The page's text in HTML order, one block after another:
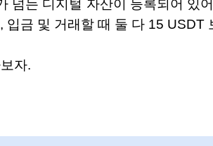
금 및 거래할 때 둘 다 15 USDT
자.